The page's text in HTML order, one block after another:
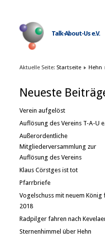
Talk-About-Us e.V.
Aktuelle Seite: Startseite Hehn
Neueste
Verein aufgelöst
Auflösung des Vereins T-A-U
Außerordentliche
Mitgliederversammlung zur
Auflösung des Vereins
Klaus Cörstges ist tot
Pfarrbriefe
Vogelschuss mit neuem König
2018
Radpilger fahren nach
Sternenhimmel über Hehn